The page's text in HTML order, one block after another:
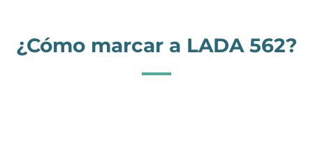
¿Cómo marcar a LADA 562?